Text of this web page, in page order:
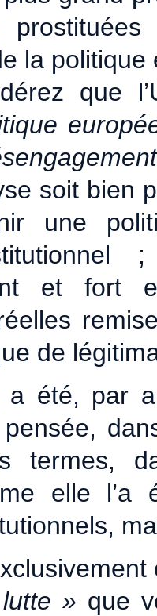
la
que
soit bien
une
et fort
de
a été, par
pensée,
termes,
elle
» que